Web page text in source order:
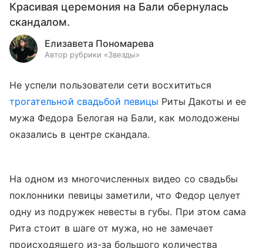
Красивая церемония на Бали обернулась
скандалом.
Елизавета Пономарева
Автор рубрики «Звезды»
Не успели пользователи сети восхититься
трогательной свадьбой певицы Риты Дакоты и ее
мужа Федора Белогая на Бали, как молодожены
оказались в центре скандала.
На одном из многочисленных видео со свадьбы
поклонники певицы заметили, что Федор целует
одну из подружек невесты в губы. При этом сама
Рита стоит в шаге от мужа, но не замечает
происходящего из-за большого количества